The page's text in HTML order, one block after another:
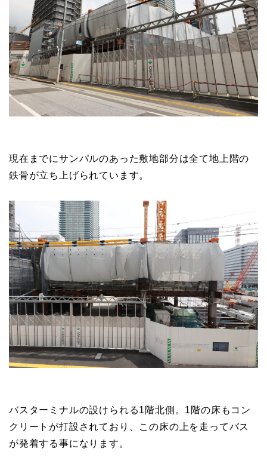
現在までにサンパルのあった敷地部分は全て地上階の
鉄骨が立ち上げられています。
バスターミナルの設けられる1階北側。1階の床もコン
クリートが打設されており、この床の上を走ってバス
が発着する事になります。